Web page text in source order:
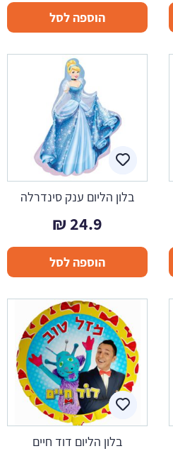
הוספה לסל
בלון הליום ענק סינדרלה
24.9
₪
הוספה לסל
בלון הליום דוד חיים